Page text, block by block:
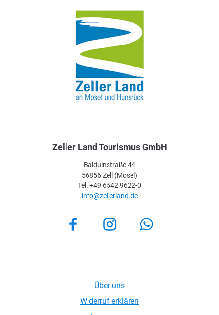
Zeller Land Tourismus GmbH
Balduinstraße 44
56856 Zell (Mosel)
Tel. +49 6542 9622-0
info@zellerland.de
FacebookInstagram
Über uns
Widerruf erklären